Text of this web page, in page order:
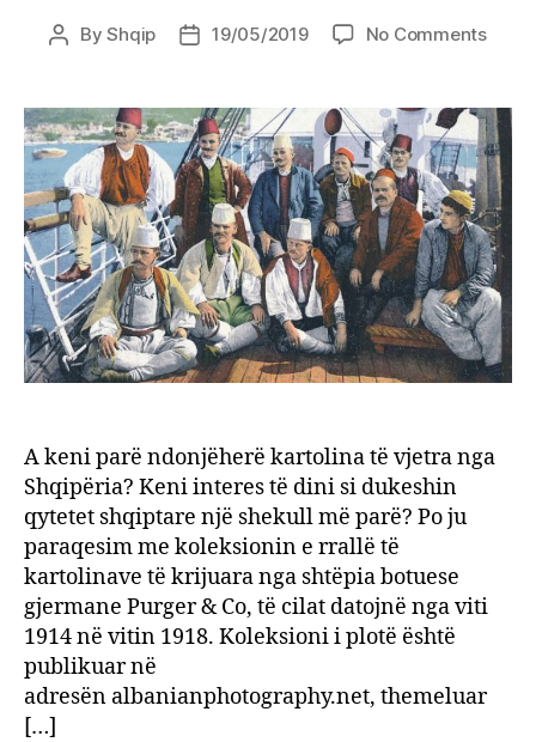
PostByShqip
Post19/05/2019 No Commentson
vjetra
nga
1914-
1918
A keni parë ndonjëherë kartolina të vjetra nga
Shqipëria? Keni interes të dini si dukeshin
qytetet shqiptare një shekull më parë? Po ju
paraqesim me koleksionin e rrallë të
kartolinave të krijuara nga shtëpia botuese
gjermane Purger & Co, të cilat datojnë nga viti
1914 në vitin 1918. Koleksioni i plotë është
publikuar në
adresën albanianphotography.net, themeluar
[…]